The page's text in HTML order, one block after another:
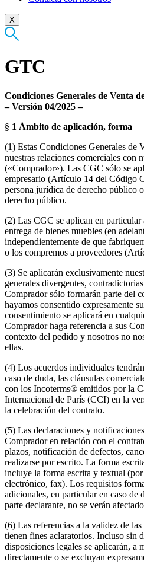
X
GTC
Condiciones Generales de Venta
– Versión 04/2025 –
§ 1 Ámbito de aplicación, forma
(1) Estas Condiciones Generales de
nuestras relaciones comerciales con
(«Comprador»). Las CGC sólo se
empresario (Artículo 14 del Código
persona jurídica de derecho público
derecho público.
(2) Las CGC se aplican en particular
entrega de bienes muebles (en
independientemente de que
o los compremos a proveedores
(3) Se aplicarán exclusivamente
generales divergentes,
Comprador sólo formarán parte del
hayamos consentido expresamente
consentimiento se aplicará en
Comprador haga referencia a sus
contexto del pedido y nosotros no
ellas.
(4) Los acuerdos individuales
caso de duda, las cláusulas
con los Incoterms® emitidos por la
Internacional de París (CCI) en la
la celebración del contrato.
(5) Las declaraciones y
Comprador en relación con el
plazos, notificación de defectos,
realizarse por escrito. La forma
incluye la forma escrita y textual
electrónico, fax). Los requisitos
adicionales, en particular en caso de
parte declarante, no se verán
(6) Las referencias a la validez de
tienen fines aclaratorios. Incluso sin
disposiciones legales se aplicarán, a
directamente o se excluyan